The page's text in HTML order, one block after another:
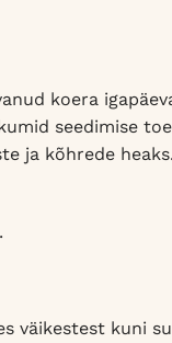
koera
seedimise
ja kõhrede
väikestest kuni